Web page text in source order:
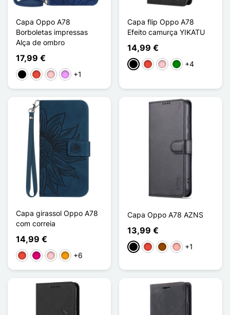
Capa Oppo A78
Borboletas impressas
Alça de ombro
17,99 €
PretoVermelho
RosaVioleta ligeira
+1
Capa flip Oppo A78
Efeito camurça YIKATU
14,99 €
PretoVermelho
RosaVerde
+4
Capa girassol Oppo A78
com correia
14,99 €
Vermelho
Magenta
RosaLaranja
+6
Capa Oppo A78 AZNS
13,99 €
PretoVermelhoCastanho
Ouro rosa
+1